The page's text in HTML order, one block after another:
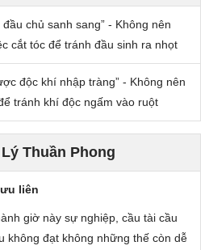
đầu chủ sanh sang” - Không nên
cắt tóc để tránh đầu sinh ra nhọt
độc khí nhập tràng” - Không nên
tránh khí độc ngấm vào ruột
Thuần Phong
liên
giờ này sự nghiệp, cầu tài cầu
không đạt không những thế còn dễ